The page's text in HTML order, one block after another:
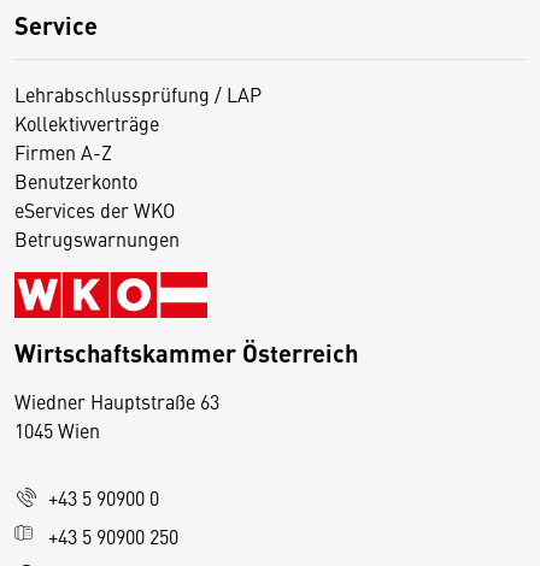
Service
Lehrabschlussprüfung / LAP
Kollektivverträge
Firmen A-Z
Benutzerkonto
eServices der WKO
Betrugswarnungen
Wirtschaftskammer Österreich
Wiedner Hauptstraße 63
1045 Wien
+43 5 90900 0
+43 5 90900 250
D
s
e